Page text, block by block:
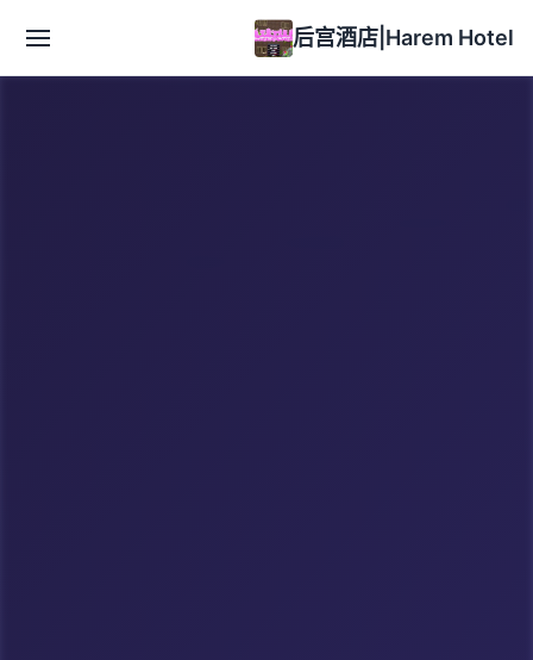
后宫酒店|Harem Hotel